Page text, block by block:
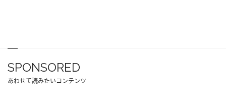
SPONSORED
あわせて読みたいコンテンツ